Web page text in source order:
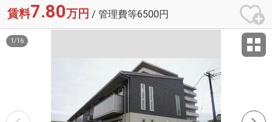
賃料7.80万円 / 管理費等6500円
1 /16